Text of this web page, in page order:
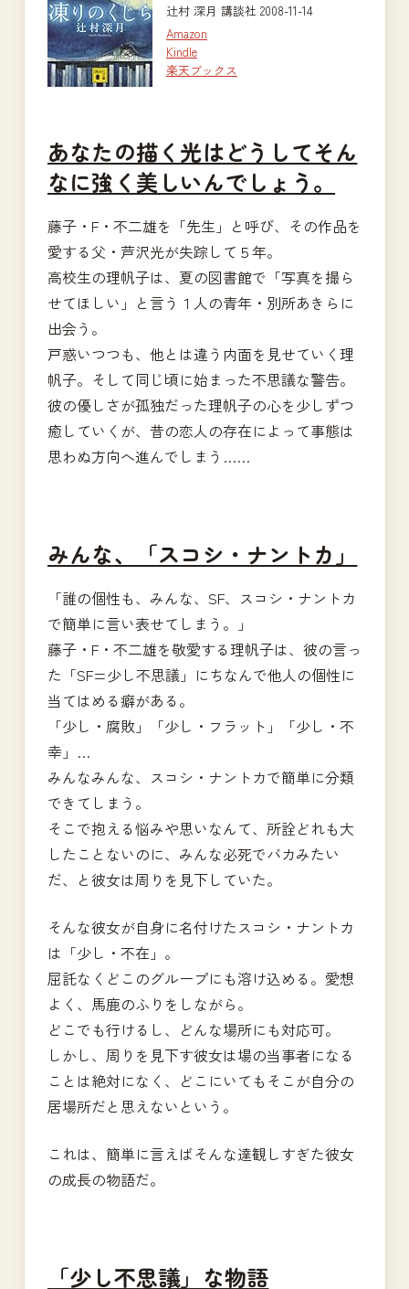
辻村 深月 講談社 2008-11-14
Amazon
Kindle
楽天ブックス
あなたの描く光はどうしてそん
なに強く美しいんでしょう。
藤子・F・不二雄を「先生」と呼び、その作品を
愛する父・芦沢光が失踪して５年。
高校生の理帆子は、夏の図書館で「写真を撮ら
せてほしい」と言う１人の青年・別所あきらに
出会う。
戸惑いつつも、他とは違う内面を見せていく理
帆子。そして同じ頃に始まった不思議な警告。
彼の優しさが孤独だった理帆子の心を少しずつ
癒していくが、昔の恋人の存在によって事態は
思わぬ方向へ進んでしまう……
みんな、「スコシ・ナントカ」
「誰の個性も、みんな、SF、スコシ・ナントカ
で簡単に言い表せてしまう。」
藤子・F・不二雄を敬愛する理帆子は、彼の言っ
た「SF=少し不思議」にちなんで他人の個性に
当てはめる癖がある。
「少し・腐敗」「少し・フラット」「少し・不
幸」…
みんなみんな、スコシ・ナントカで簡単に分類
できてしまう。
そこで抱える悩みや思いなんて、所詮どれも大
したことないのに、みんな必死でバカみたい
だ、と彼女は周りを見下していた。
そんな彼女が自身に名付けたスコシ・ナントカ
は「少し・不在」。
屈託なくどこのグループにも溶け込める。愛想
よく、馬鹿のふりをしながら。
どこでも行けるし、どんな場所にも対応可。
しかし、周りを見下す彼女は場の当事者になる
ことは絶対になく、どこにいてもそこが自分の
居場所だと思えないという。
これは、簡単に言えばそんな達観しすぎた彼女
の成長の物語だ。
「少し不思議」な物語